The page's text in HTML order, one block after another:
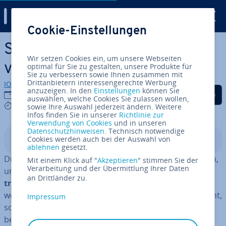
Zum Haupt­in­halt springen
Sil­ben­tren­nung in Word ak­ti­
vie­ren und anpassen
IONOS Redaktion
25.03.2024
5 mins
Auf Facebook teilen
Auf Twitter teilen
Auf LinkedIn
In­halts­ver­zeich­nis
Die Sil­ben­tren­nung in Word ist eine prak­ti­sche Funktion,
um Wörter an Zei­len­en­densprach­lich korrekt zu
trennen . Sie kann auf Wunsch ein- und aus­ge­stellt
werden. Bei De­ak­ti­vie­rung werden Wörter nicht getrennt,
sondern es wird für zu lange Wörter eine neue Zeile
begonnen.
Cookie-Einstellungen
Wir setzen Cookies ein, um unsere Webseiten
optimal für Sie zu gestalten, unsere Produkte für
Sie zu verbessern sowie Ihnen zusammen mit
Drittanbietern interessengerechte Werbung
anzuzeigen. In den Einstellungen können Sie
auswählen, welche Cookies Sie zulassen wollen,
sowie Ihre Auswahl jederzeit ändern. Weitere
Infos finden Sie in unserer Richtlinie zur
Verwendung von Cookies und in unseren
Datenschutzhinweisen. Technisch notwendige
Cookies werden auch bei der Auswahl von
ablehnen gesetzt.
Mit einem Klick auf "Akzeptieren" stimmen Sie der
Verarbeitung und der Übermittlung Ihrer Daten
an Drittländer zu.
Impressum